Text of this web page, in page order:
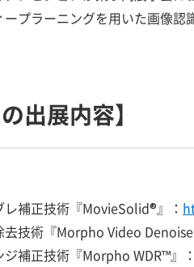
プラーニングを用いた画像認
出展内容】
補正技術『MovieSolid®』：
技術『Morpho Video
補正技術『Morpho WDR™』：